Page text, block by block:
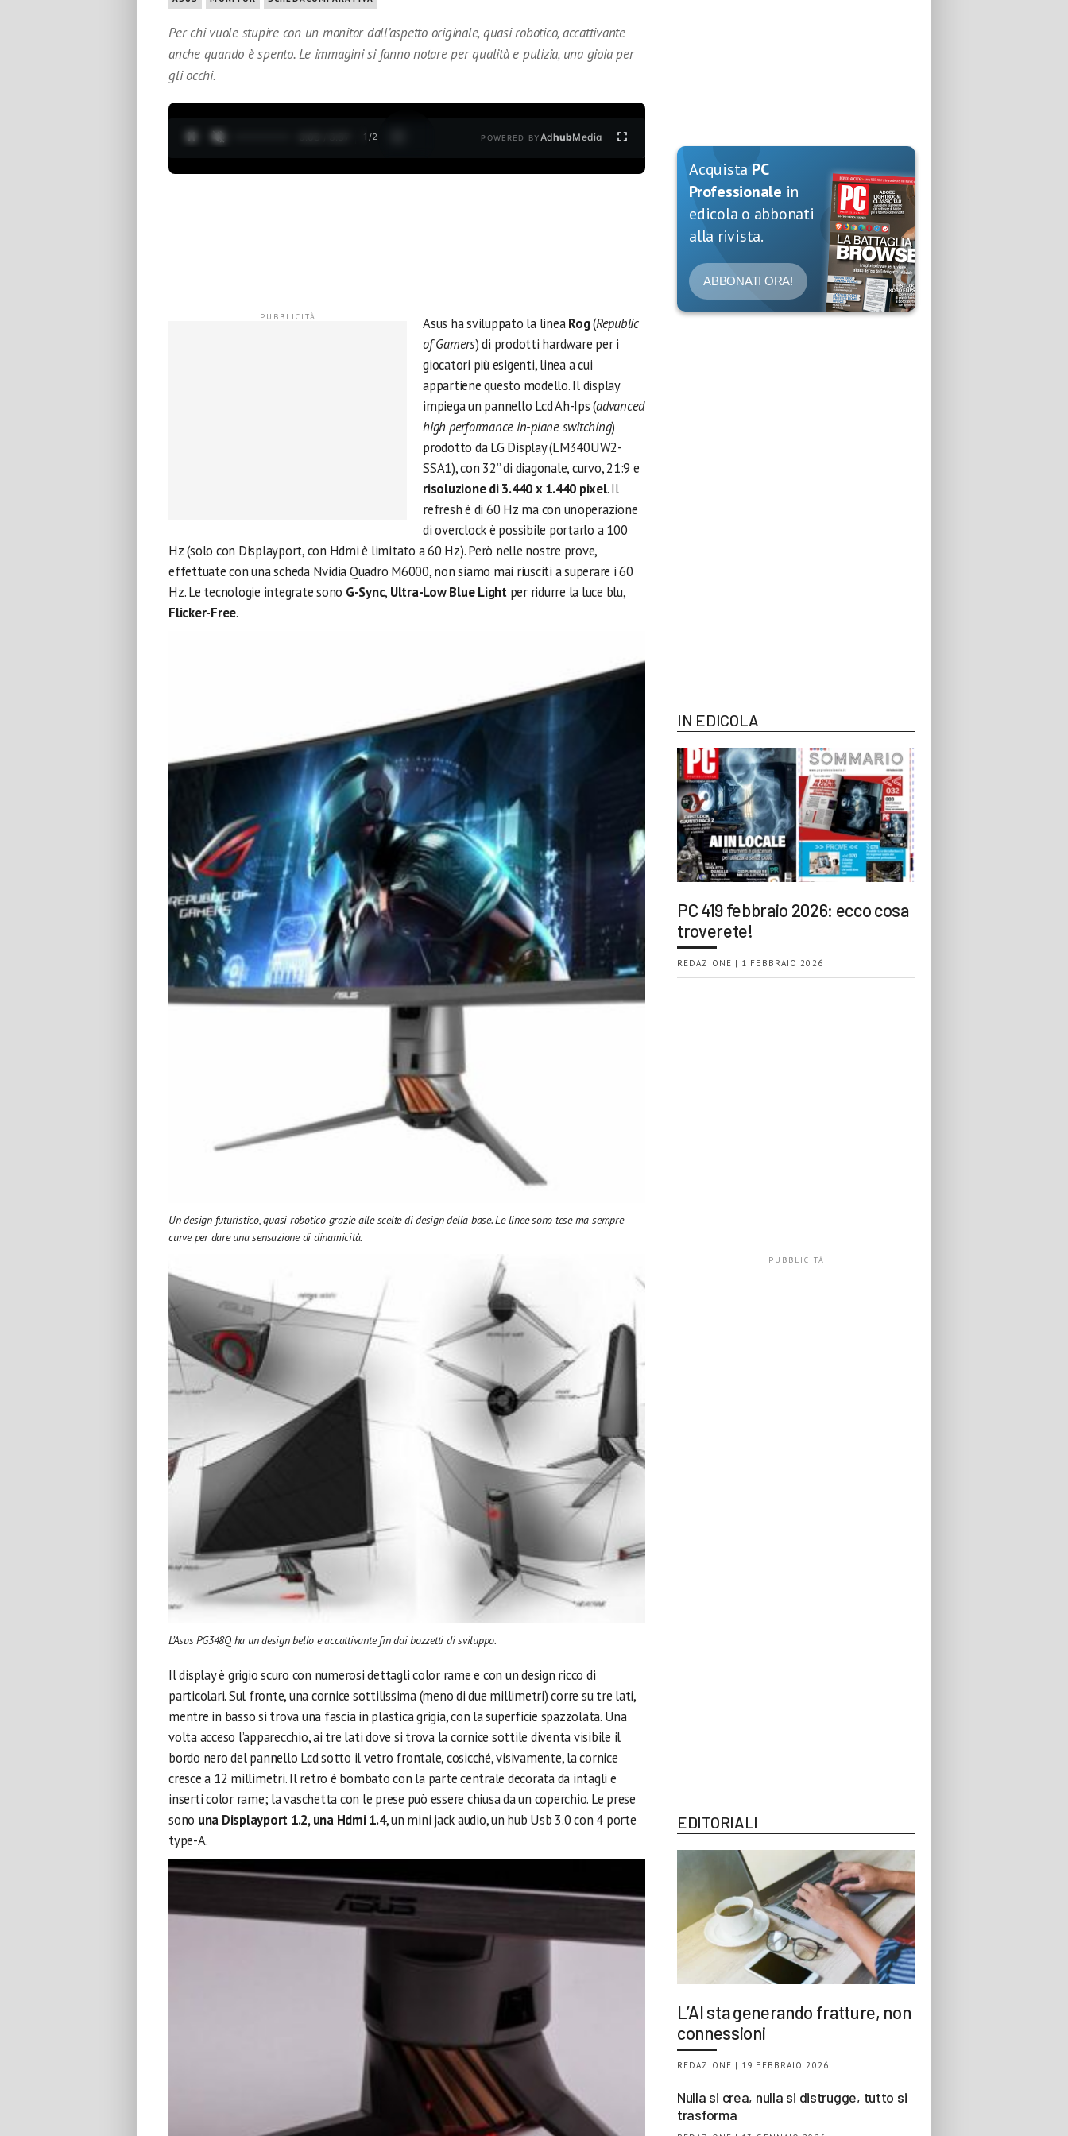
Per chi vuole stupire con un monitor dall’aspetto originale, quasi robotico, accattivante
anche quando è spento. Le immagini si fanno notare per qualità e pulizia, una gioia per
gli occhi.
1 /2 POWERED BYAdhubMedia
Asus ha sviluppato la lineaRog(Republic
of Gamers) di prodotti hardware per i
giocatori più esigenti, linea a cui
appartiene questo modello. Il display
impiega un pannello Lcd Ah-Ips (advanced
high performance in-plane switching)
prodotto da LG Display (LM340UW2-
SSA1), con 32” di diagonale, curvo, 21:9 e
risoluzione di 3.440 x 1.440 pixel. Il
refresh è di 60 Hz ma con un’operazione
di overclock è possibile portarlo a 100
Hz (solo con Displayport, con Hdmi è limitato a 60 Hz). Però nelle nostre prove,
effettuate con una scheda Nvidia Quadro M6000, non siamo mai riusciti a superare i 60
Hz. Le tecnologie integrate sono G-Sync, Ultra-Low Blue Lightper ridurre la luce blu,
Flicker-Free.
Un design futuristico, quasi robotico grazie alle scelte di design della base. Le linee sono tese ma sempre
curve per dare una sensazione di dinamicità.
L’Asus PG348Q ha un design bello e accattivante fin dai bozzetti di sviluppo.
Il display è grigio scuro con numerosi dettagli color rame e con un design ricco di
particolari. Sul fronte, una cornice sottilissima (meno di due millimetri) corre su tre lati,
mentre in basso si trova una fascia in plastica grigia, con la superficie spazzolata. Una
volta acceso l’apparecchio, ai tre lati dove si trova la cornice sottile diventa visibile il
bordo nero del pannello Lcd sotto il vetro frontale, cosicché, visivamente, la cornice
cresce a 12 millimetri. Il retro è bombato con la parte centrale decorata da intagli e
inserti color rame; la vaschetta con le prese può essere chiusa da un coperchio. Le prese
sono una Displayport 1.2, una Hdmi 1.4, un mini jack audio, un hub Usb 3.0 con 4 porte
type-A.
Acquista PC
Professionale in
edicola o abbonati
alla rivista.
ABBONATI ORA!
IN EDICOLA
PC 419 febbraio 2026: ecco cosa
troverete!
REDAZIONE | 1 FEBBRAIO 2026
EDITORIALI
L’AI sta generando fratture, non
connessioni
REDAZIONE | 19 FEBBRAIO 2026
Nulla si crea, nulla si distrugge, tutto si
trasforma